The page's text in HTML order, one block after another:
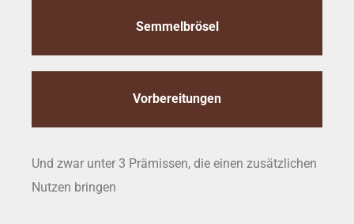
Semmelbrösel
Vorbereitungen
Und zwar unter 3 Prämissen, die einen zusätzlichen
Nutzen bringen